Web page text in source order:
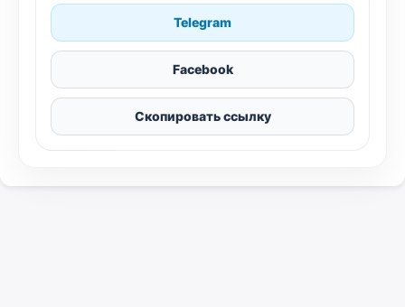
Telegram
Facebook
Скопировать ссылку